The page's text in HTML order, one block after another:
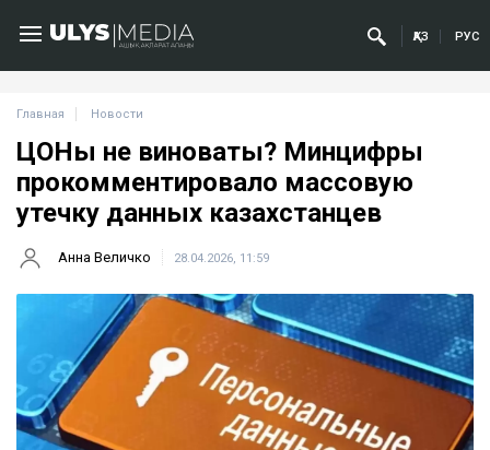
ҚАЗ РУС
Главная Новости
ЦОНы не виноваты? Минцифры
прокомментировало массовую
утечку данных казахстанцев
Анна Величко 28.04.2026, 11:59